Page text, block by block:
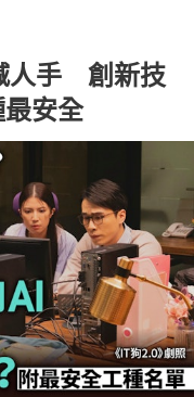
人手 創新技
安全